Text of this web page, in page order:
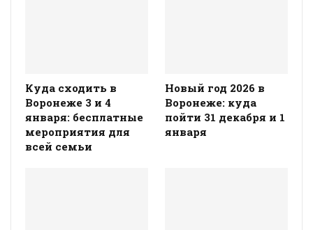
Куда сходить в
Воронеже 3 и 4
января: бесплатные
мероприятия для
всей семьи
Новый год 2026 в
Воронеже: куда
пойти 31 декабря и 1
января